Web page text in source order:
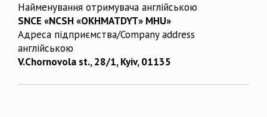
Найменування отримувача англійською
SNCE «NCSH «OKHMATDYT» MHU»
Адреса підприємства/Company address
англійською
V.Chornovola st., 28/1, Kyiv, 01135